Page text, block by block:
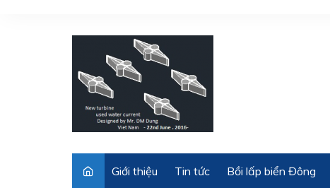
Giới thiệu Tin tức Bồi lấp biển Đông